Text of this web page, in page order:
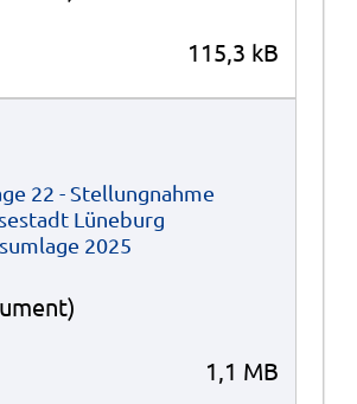
115,3 kB
22 - Stellungnahme
Lüneburg
2025
1,1 MB